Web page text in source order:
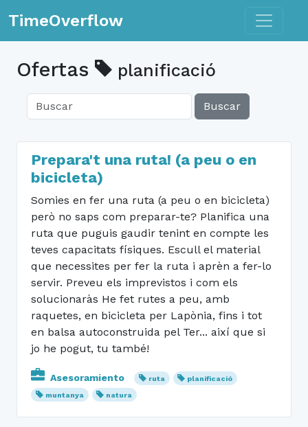
TimeOverflow Toggle
Ofertas planificació
Buscar
Prepara't una ruta! (a peu o en
bicicleta)
Somies en fer una ruta (a peu o en bicicleta)
però no saps com preparar-te? Planifica una
ruta que puguis gaudir tenint en compte les
teves capacitats físiques. Escull el material
que necessites per fer la ruta i aprèn a fer-lo
servir. Preveu els imprevistos i com els
solucionaràs He fet rutes a peu, amb
raquetes, en bicicleta per Lapònia, fins i tot
en balsa autoconstruida pel Ter... així que si
jo he pogut, tu també!
Asesoramiento ruta
planificació
muntanya
natura